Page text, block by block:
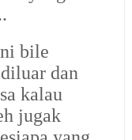
bile
dan
kalau
jugak